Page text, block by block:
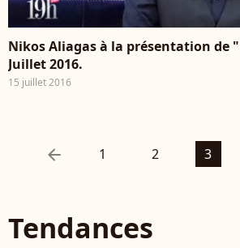
Nikos Aliagas à la présentation de
Juillet 2016.
15 juillet 2016
arrow_left 1 2 3
Tendances